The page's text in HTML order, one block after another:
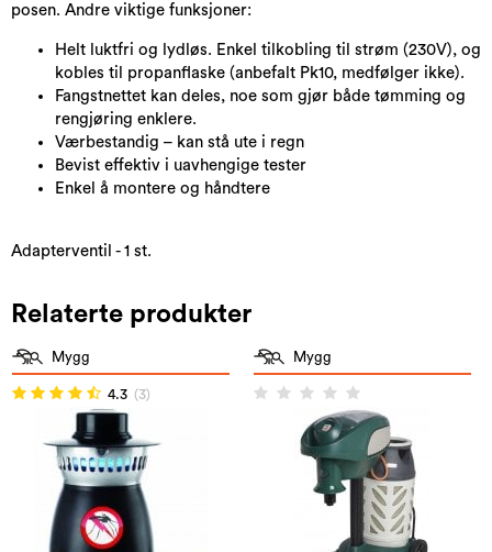
posen. Andre viktige funksjoner:
Helt luktfri og lydløs. Enkel tilkobling til strøm (230V), og
kobles til propanflaske (anbefalt Pk10, medfølger ikke).
Fangstnettet kan deles, noe som gjør både tømming og
rengjøring enklere.
Værbestandig – kan stå ute i regn
Bevist effektiv i uavhengige tester
Enkel å montere og håndtere
Adapterventil - 1 st.
Relaterte produkter
Mygg
4.3 (3)
Mygg